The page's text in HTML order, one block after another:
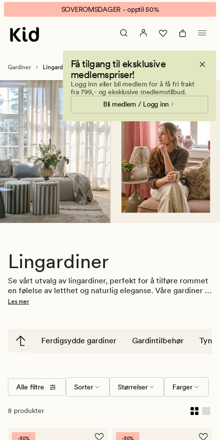
Lingardiner
naturlig
eleganse
letthet
Kid
banner.
Klikk
ESCAPE
pause.
SOVEROMSDAGER - opptil 50%
Få tilgang til eksklusive
medlemspriser!
Logg inn eller bli medlem for å få fri frakt
fra 799,- og eksklusive medlemstilbud.
Bli medlem / Logg inn
Gardiner Lingardiner
Lingardiner
Se vårt utvalg av lingardiner, perfekt for å tilføre rommet
en følelse av letthet og naturlig eleganse. Våre gardiner i
lin er nøye utvalgt for å komplementere og berike
varierte utvalg og finn gardinene som best møter dine
Les mer
Ferdigsydde gardiner Gardintilbehør
Alle filtre Sorter Størrelser Farger
8 produkter
-50% -50%